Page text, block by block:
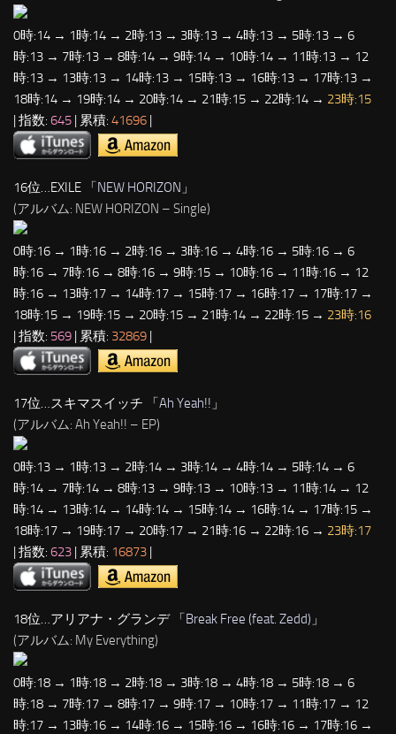
0時:14 → 1時:14 → 2時:13 → 3時:13 → 4時:13 → 5時:13 → 6
時:13 → 7時:13 → 8時:14 → 9時:14 → 10時:14 → 11時:13 → 12
時:13 → 13時:13 → 14時:13 → 15時:13 → 16時:13 → 17時:13 →
18時:14 → 19時:14 → 20時:14 → 21時:15 → 22時:14 → 23時:15
| 指数: 645 | 累積: 41696 |
16位…EXILE 「NEW HORIZON 」
(アルバム: NEW HORIZON – Single)
0時:16 → 1時:16 → 2時:16 → 3時:16 → 4時:16 → 5時:16 → 6
時:16 → 7時:16 → 8時:16 → 9時:15 → 10時:16 → 11時:16 → 12
時:16 → 13時:17 → 14時:17 → 15時:17 → 16時:17 → 17時:17 →
18時:15 → 19時:15 → 20時:15 → 21時:14 → 22時:15 → 23時:16
| 指数: 569 | 累積: 32869 |
17位…スキマスイッチ 「Ah Yeah!! 」
(アルバム: Ah Yeah!! – EP)
0時:13 → 1時:13 → 2時:14 → 3時:14 → 4時:14 → 5時:14 → 6
時:14 → 7時:14 → 8時:13 → 9時:13 → 10時:13 → 11時:14 → 12
時:14 → 13時:14 → 14時:14 → 15時:14 → 16時:14 → 17時:15 →
18時:17 → 19時:17 → 20時:17 → 21時:16 → 22時:16 → 23時:17
| 指数: 623 | 累積: 16873 |
18位…アリアナ・グランデ 「Break Free (feat. Zedd) 」
(アルバム: My Everything)
0時:18 → 1時:18 → 2時:18 → 3時:18 → 4時:18 → 5時:18 → 6
時:18 → 7時:17 → 8時:17 → 9時:17 → 10時:17 → 11時:17 → 12
時:17 → 13時:16 → 14時:16 → 15時:16 → 16時:16 → 17時:16 →